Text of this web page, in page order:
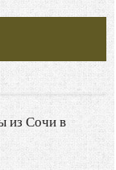
из Сочи в